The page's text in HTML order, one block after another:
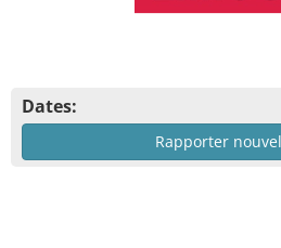
Dates:
Rapporter